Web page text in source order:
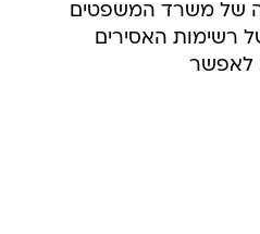
של משרד המשפטים
רשימות האסירים
לאפשר